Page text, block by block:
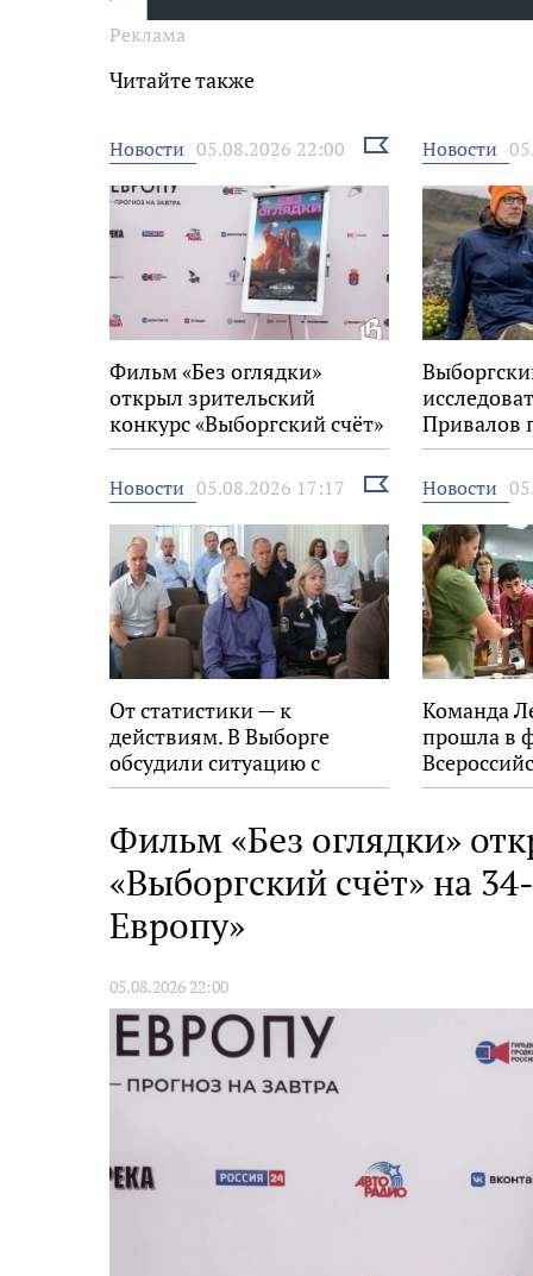
Реклама
Читайте также
Новости 05.08.2026 22:00
Выбрать
новость
Фильм «Без оглядки»
открыл зрительский
конкурс «Выборгский счёт»
на 34-м фестивале «Окно в
Европу»
Новости
Привалов
награду
Новости 05.08.2026 17:17
Выбрать
новость
От статистики — к
действиям. В Выборге
обсудили ситуацию с
пожарами в
Новости
Команда
прошла в
Фильм «Без оглядки»
«Выборгский счёт» на
Европу»
05.08.2026 22:00